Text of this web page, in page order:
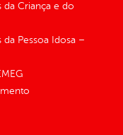
Criança e do
Pessoa Idosa –